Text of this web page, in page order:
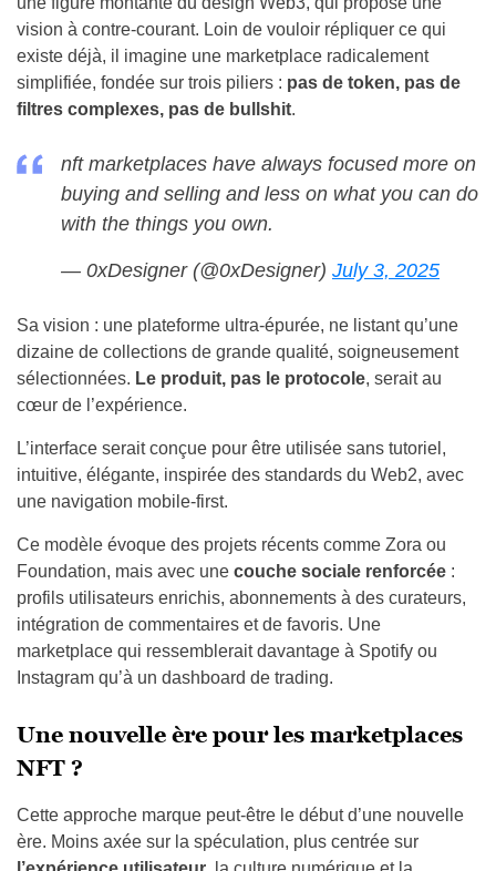
vision à contre-courant. Loin de vouloir répliquer ce qui
existe déjà, il imagine une marketplace radicalement
simplifiée, fondée sur trois piliers : pas de token, pas de
filtres complexes, pas de bullshit.
nft marketplaces have always focused more on
buying and selling and less on what you can do
with the things you own.
— 0xDesigner (@0xDesigner) July 3, 2025
Sa vision : une plateforme ultra-épurée, ne listant qu’une
dizaine de collections de grande qualité, soigneusement
sélectionnées. Le produit, pas le protocole, serait au
cœur de l’expérience.
L’interface serait conçue pour être utilisée sans tutoriel,
intuitive, élégante, inspirée des standards du Web2, avec
une navigation mobile-first.
Ce modèle évoque des projets récents comme Zora ou
Foundation, mais avec une couche sociale renforcée :
profils utilisateurs enrichis, abonnements à des curateurs,
intégration de commentaires et de favoris. Une
marketplace qui ressemblerait davantage à Spotify ou
Instagram qu’à un dashboard de trading.
Une nouvelle ère pour les marketplaces
NFT ?
Cette approche marque peut-être le début d’une nouvelle
ère. Moins axée sur la spéculation, plus centrée sur